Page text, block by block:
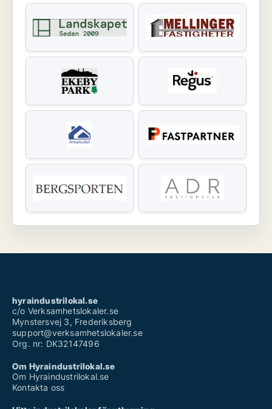
hyraindustrilokal.se
c/o Verksamhetslokaler.se
Mynstersvej 3, Frederiksberg
support@verksamhetslokaler.se
Org. nr: DK32147496
Om Hyraindustrilokal.se
Om Hyraindustrilokal.se
Kontakta oss